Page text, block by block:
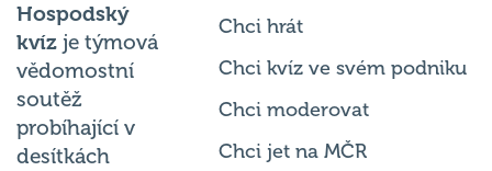
Hospodský
kvíz je týmová
vědomostní
soutěž
probíhající v
desítkách
Chci hrát
Chci kvíz ve svém podniku
Chci moderovat
Chci jet na MČR